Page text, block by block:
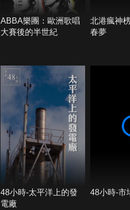
ABBA樂團：歐洲歌唱
大賽後的半世紀
北港瘋神
春夢
48小時-太平洋上的發
電廠
48小時-市